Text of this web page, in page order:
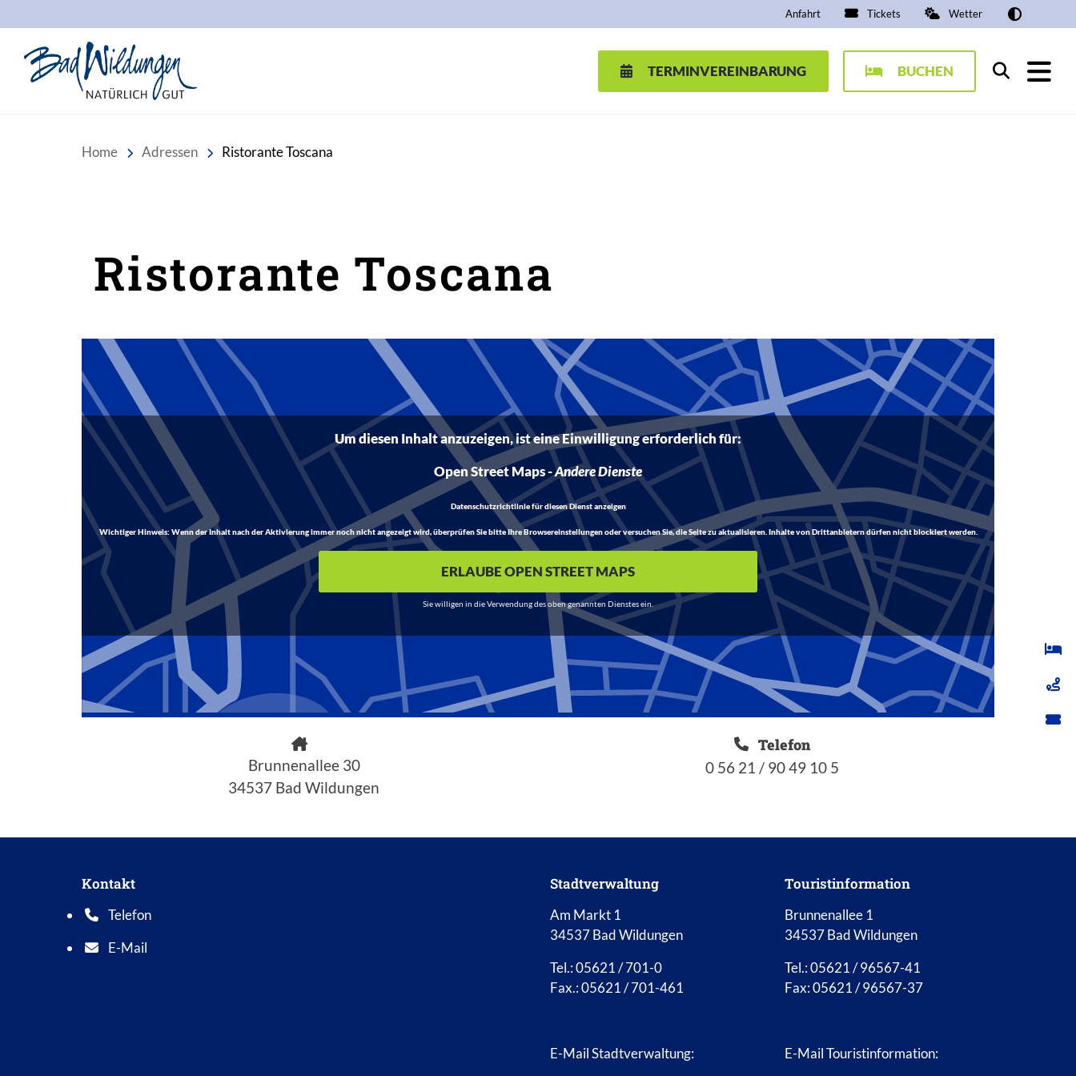
Anfahrt Tickets Wetter
TERMINVEREINBARUNG BUCHEN Suchen
Home Adressen Ristorante Toscana
Ristorante Toscana
Inhalt
Um diesen Inhalt anzuzeigen, ist eine Einwilligung erforderlich für:
Open Street Maps-Andere Dienste
Datenschutzrichtlinie für diesen Dienst anzeigen
Wichtiger Hinweis:Wenn der Inhalt nach der Aktivierung immer noch nicht angezeigt wird, überprüfen Sie bitte Ihre Browsereinstellungen oder versuchen Sie, die Seite zu aktualisieren. Inhalte von Drittanbietern dürfen nicht blockiert werden.
ERLAUBE OPEN STREET MAPS
Sie willigen in die Verwendung des oben genannten Dienstes ein.
Brunnenallee 30
34537 Bad Wildungen
Telefon
0 56 21 / 90 49 10 5
Kontakt
Telefon
Telefonnummer: 0 5 6 2 1 7 0 1 0
E-Mail
E-Mail Adresse: info@bad-wildungen.de
Stadtverwaltung
Am Markt 1
34537 Bad Wildungen
Tel.: 05621 / 701-0
Fax.: 05621 / 701-461
E-Mail Stadtverwaltung:
Touristinformation
Brunnenallee 1
34537 Bad Wildungen
Tel.: 05621 / 96567-41
Fax: 05621 / 96567-37
E-Mail Touristinformation: